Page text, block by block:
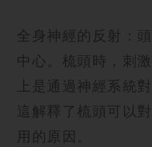
全身神經的反射：
中心。梳頭時，刺
上是通過神經系統
這解釋了梳頭可以
用的原因。